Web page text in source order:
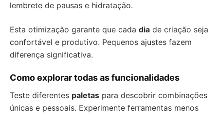
lembrete de pausas e hidratação.
Esta otimização garante que cada dia de criação seja
confortável e produtivo. Pequenos ajustes fazem
diferença significativa.
Como explorar todas as funcionalidades
Teste diferentes paletas para descobrir combinações
únicas e pessoais. Experimente ferramentas menos